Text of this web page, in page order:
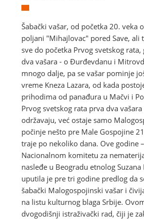
Šabački vašar, od početka 20. veka
poljani "Mihajlovac" pored Save, ali
sve do početka Prvog svetskog
dva vašara - o Đurđevdanu i
mnogo dalje, pa se vašar pominje
vreme Kneza Lazara, od kada
prihodima od panađura u Mačvi i
Prvog svetskog rata prva dva vašara
održavaju, već ostaje samo
počinje nešto pre Male Gospojine
traje po nekoliko dana. Ove godine
Nacionalnom komitetu za
nasleđe u Beogradu etnolog Suzana
uputila je pre tri godine predlog da
šabački Malogospojinski vašar i
na listu kulturnog blaga Srbije.
dvogodišnji istraživački rad, čiji je